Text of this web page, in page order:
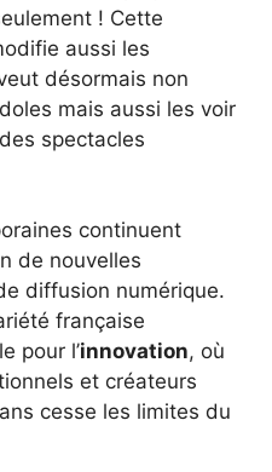
! Cette
aussi les
désormais non
mais aussi les voir
spectacles
continuent
de nouvelles
diffusion numérique.
française
pour l’innovation, où
et créateurs
cesse les limites du